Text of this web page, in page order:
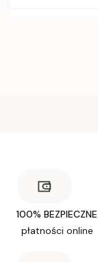
100% BEZPIECZNE
płatności online